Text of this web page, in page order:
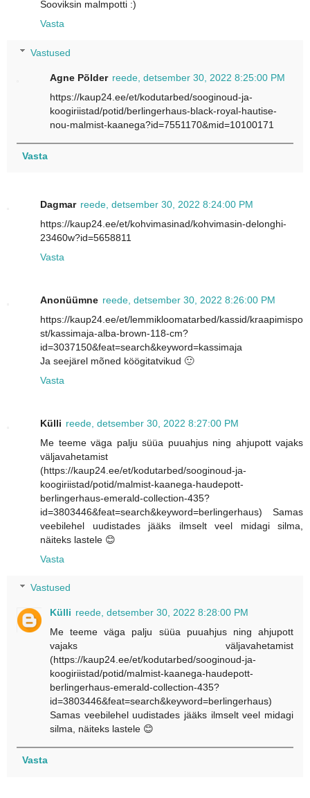
Sooviksin malmpotti :)
Vasta
Vastused
Agne Põlder reede, detsember 30, 2022 8:25:00 PM
https://kaup24.ee/et/kodutarbed/sooginoud-ja-
koogiriistad/potid/berlingerhaus-black-royal-hautise-
nou-malmist-kaanega?id=7551170&mid=10100171
Vasta
Dagmar reede, detsember 30, 2022 8:24:00 PM
https://kaup24.ee/et/kohvimasinad/kohvimasin-delonghi-
23460w?id=5658811
Vasta
Anonüümne reede, detsember 30, 2022 8:26:00 PM
https://kaup24.ee/et/lemmikloomatarbed/kassid/kraapimispo
st/kassimaja-alba-brown-118-cm?
id=3037150&feat=search&keyword=kassimaja
Ja seejärel mõned köögitatvikud 🙂
Vasta
Külli reede, detsember 30, 2022 8:27:00 PM
Me teeme väga palju süüa puuahjus ning ahjupott vajaks
väljavahetamist
(https://kaup24.ee/et/kodutarbed/sooginoud-ja-
koogiriistad/potid/malmist-kaanega-haudepott-
berlingerhaus-emerald-collection-435?
id=3803446&feat=search&keyword=berlingerhaus) Samas
veebilehel uudistades jääks ilmselt veel midagi silma,
näiteks lastele 😊
Vasta
Vastused
Külli reede, detsember 30, 2022 8:28:00 PM
Me teeme väga palju süüa puuahjus ning ahjupott
vajaks väljavahetamist
(https://kaup24.ee/et/kodutarbed/sooginoud-ja-
koogiriistad/potid/malmist-kaanega-haudepott-
berlingerhaus-emerald-collection-435?
id=3803446&feat=search&keyword=berlingerhaus)
Samas veebilehel uudistades jääks ilmselt veel midagi
silma, näiteks lastele 😊
Vasta